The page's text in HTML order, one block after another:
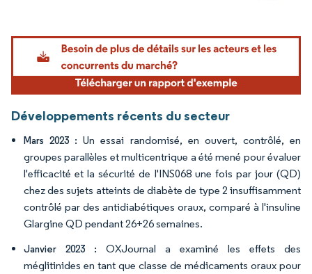
Image © Mordor Intelligence. La réutilisation nécessite une attribution sous CC BY
Développements récents du secteur
Mars 2023 : Un essai randomisé, en ouvert, contrôlé, en
groupes parallèles et multicentrique a été mené pour évaluer
l'efficacité et la sécurité de l'INS068 une fois par jour (QD)
chez des sujets atteints de diabète de type 2 insuffisamment
contrôlé par des antidiabétiques oraux, comparé à l'insuline
Glargine QD pendant 26+26 semaines.
Janvier 2023 : OXJournal a examiné les effets des
méglitinides en tant que classe de médicaments oraux pour